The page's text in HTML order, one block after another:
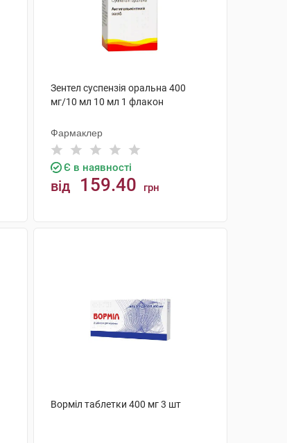
Зентел суспензія оральна 400
мг/10 мл 10 мл 1 флакон
Фармаклер
Є в наявності
від 159.40 грн
Ворміл таблетки 400 мг 3 шт